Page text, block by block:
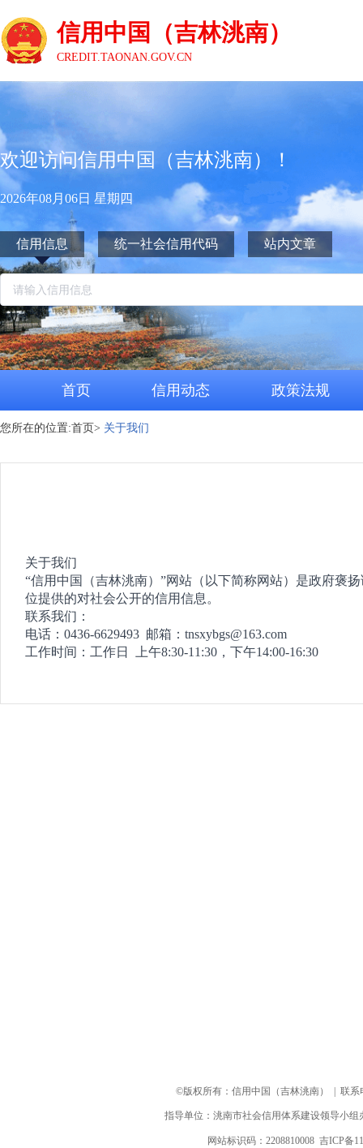
信用中国（吉林洮南）
CREDIT.TAONAN.GOV.CN
欢迎访问信用中国（吉林洮南）！
2026年08月06日 星期四
信用信息 统一社会信用代码 站内文章
首页 信用动态 政策法规
您所在的位置:首页> 关于我们
关于我们
“信用中国（吉林洮南）”网站（以下简称网站）是政府褒
位提供的对社会公开的信用信息。
联系我们：
电话： 0436-6629493 邮箱： tnsxybgs@163.com
工作时间：工作日 上午8:30-11:30 ，下午14:00-16:30
©版权所有：信用中国（吉林洮南） | 联系
指导单位：洮南市社会信用体系建设领导小
网站标识码：2208810008 吉ICP备